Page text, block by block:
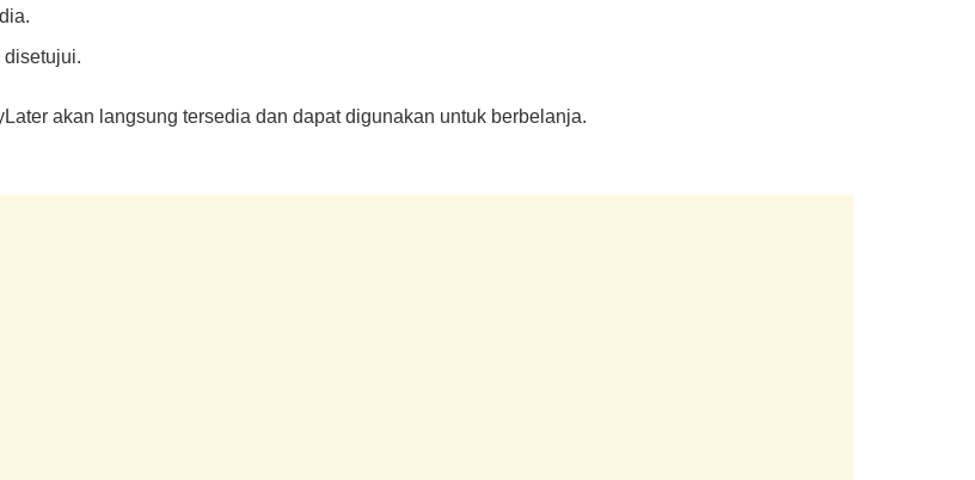
akan langsung tersedia dan dapat digunakan untuk berbelanja.